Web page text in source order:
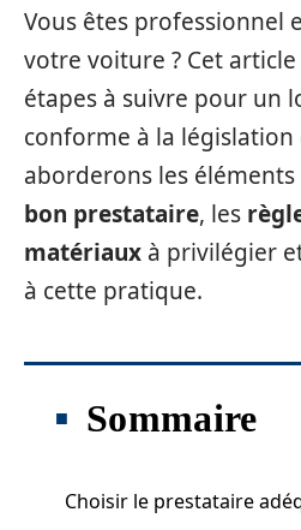
Vous êtes professionnel
votre voiture ? Cet
étapes à suivre pour un
conforme à la législation
aborderons les
bon prestataire, les
matériaux à privilégier
à cette pratique.
Sommaire
Choisir le prestataire